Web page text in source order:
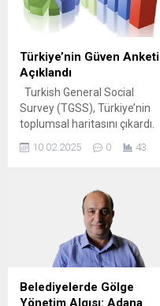
Nitelikli Dolandırıcılık”
yaptıkları tespit edilen
“Altınyüzük” organize suç
örgütüne yönelik 9 farklı
adreste gerçekleştirilen
operasyonda; 8 şüpheli
yakalanmış, 2 adet
ruhsatsız tabanca ve 1...
Türkiye’nin Güven Anketi
Açıklandı
Turkish General Social
Survey (TGSS), Türkiye’nin
toplumsal haritasını çıkardı.
oranına sahip kurumlar ordu
cemaatler ve siyasi partilere
güvenin ise çok düşük
olduğu görüldü.
Katılımcıların büyük bir kısmı
(yüzde 72) orduya
“güveniyorum” ya da
“tamamen güveniyorum”
yanıtlarını vererek, güvenlik
10.02.2025 0 43
Belediyelerde Gölge
Yönetim Algısı: Adana